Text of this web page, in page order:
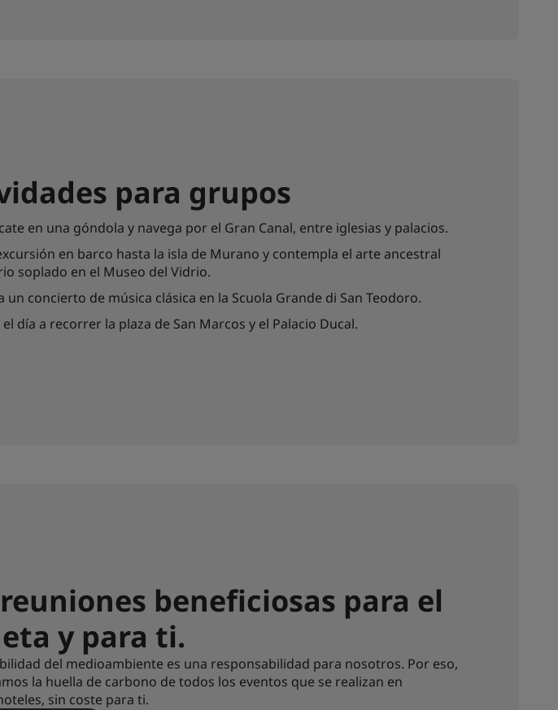
para grupos
en una góndola y navega por el Gran Canal, entre iglesias y palacios.
en barco hasta la isla de Murano y contempla el arte ancestral
soplado en el Museo del Vidrio.
un concierto de música clásica en la Scuola Grande di San Teodoro.
el día a recorrer la plaza de San Marcos y el Palacio Ducal.
beneficiosas para el
y para ti.
del medioambiente es una responsabilidad para nosotros. Por eso,
la huella de carbono de todos los eventos que se realizan en
sin coste para ti.